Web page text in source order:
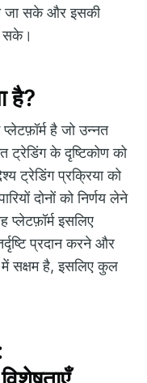
जा सके और इसकी
सके।
है?
है जो उन्नत
ट्रेडिंग के दृष्टिकोण को
ट्रेडिंग प्रक्रिया को
दोनों को निर्णय लेने
इसलिए
प्रदान करने और
में सक्षम है, इसलिए कुल